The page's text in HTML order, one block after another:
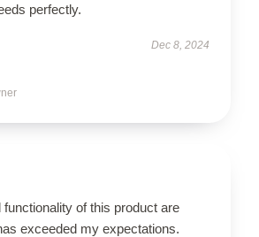
perfectly.
Dec 8, 2024
functionality of this product are
exceeded my expectations.